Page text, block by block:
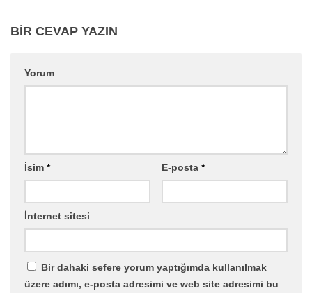
BIR CEVAP YAZIN
Yorum
İsim * E-posta *
İnternet sitesi
Bir dahaki sefere yorum yaptığımda kullanılmak
üzere adımı, e-posta adresimi ve web site adresimi bu